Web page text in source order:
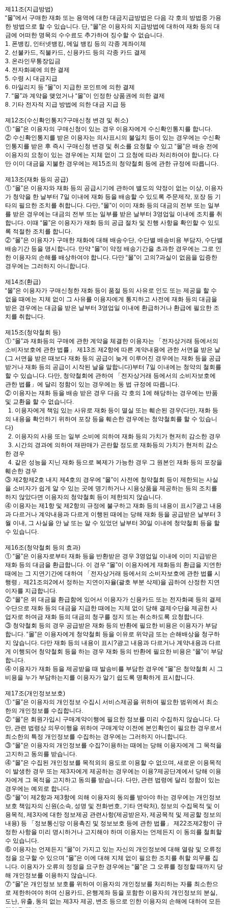
제11조(지급방법)
“몰”에서 구매한 재화 또는 용역에 대한 대금지급방법은 다음 각 호의 방법중 가용
한 방법으로 할 수 있습니다. 단, “몰”은 이용자의 지급방법에 대하여 재화 등의 대
금에 어떠한 명목의 수수료도 추가하여 징수할 수 없습니다.
1. 폰뱅킹, 인터넷뱅킹, 메일 뱅킹 등의 각종 계좌이체
2. 선불카드, 직불카드, 신용카드 등의 각종 카드 결제
3. 온라인무통장입금
4. 전자화폐에 의한 결제
5. 수령 시 대금지급
6. 마일리지 등 “몰”이 지급한 포인트에 의한 결제
7. “몰”과 계약을 맺었거나 “몰”이 인정한 상품권에 의한 결제
8. 기타 전자적 지급 방법에 의한 대금 지급 등
제12조(수신확인통지?구매신청 변경 및 취소)
① “몰”은 이용자의 구매신청이 있는 경우 이용자에게 수신확인통지를 합니다.
② 수신확인통지를 받은 이용자는 의사표시의 불일치 등이 있는 경우에는 수신확
인통지를 받은 후 즉시 구매신청 변경 및 취소를 요청할 수 있고 “몰”은 배송 전에
이용자의 요청이 있는 경우에는 지체 없이 그 요청에 따라 처리하여야 합니다. 다
만 이미 대금을 지불한 경우에는 제15조의 청약철회 등에 관한 규정에 따릅니다.
제13조(재화 등의 공급)
① “몰”은 이용자와 재화 등의 공급시기에 관하여 별도의 약정이 없는 이상, 이용자
가 청약을 한 날부터 7일 이내에 재화 등을 배송할 수 있도록 주문제작, 포장 등 기
타의 필요한 조치를 취합니다. 다만, “몰”이 이미 재화 등의 대금의 전부 또는 일부
를 받은 경우에는 대금의 전부 또는 일부를 받은 날부터 3영업일 이내에 조치를 취
합니다. 이때 “몰”은 이용자가 재화 등의 공급 절차 및 진행 사항을 확인할 수 있도
록 적절한 조치를 합니다.
② “몰”은 이용자가 구매한 재화에 대해 배송수단, 수단별 배송비용 부담자, 수단별
배송기간 등을 명시합니다. 만약 “몰”이 약정 배송기간을 초과한 경우에는 그로 인
한 이용자의 손해를 배상하여야 합니다. 다만 “몰”이 고의?과실이 없음을 입증한
경우에는 그러하지 아니합니다.
제14조(환급)
“몰”은 이용자가 구매신청한 재화 등이 품절 등의 사유로 인도 또는 제공을 할 수
없을 때에는 지체 없이 그 사유를 이용자에게 통지하고 사전에 재화 등의 대금을
받은 경우에는 대금을 받은 날부터 3영업일 이내에 환급하거나 환급에 필요한 조
치를 취합니다.
제15조(청약철회 등)
① “몰”과 재화등의 구매에 관한 계약을 체결한 이용자는 「전자상거래 등에서의
소비자보호에 관한 법률」 제13조 제2항에 따른 계약내용에 관한 서면을 받은 날
(그 서면을 받은 때보다 재화 등의 공급이 늦게 이루어진 경우에는 재화 등을 공급
받거나 재화 등의 공급이 시작된 날을 말합니다)부터 7일 이내에는 청약의 철회를
할 수 있습니다. 다만, 청약철회에 관하여 「전자상거래 등에서의 소비자보호에
관한 법률」에 달리 정함이 있는 경우에는 동 법 규정에 따릅니다.
② 이용자는 재화 등을 배송 받은 경우 다음 각 호의 1에 해당하는 경우에는 반품
및 교환을 할 수 없습니다.
1. 이용자에게 책임 있는 사유로 재화 등이 멸실 또는 훼손된 경우(다만, 재화 등
의 내용을 확인하기 위하여 포장 등을 훼손한 경우에는 청약철회를 할 수 있습니
다)
2. 이용자의 사용 또는 일부 소비에 의하여 재화 등의 가치가 현저히 감소한 경우
3. 시간의 경과에 의하여 재판매가 곤란할 정도로 재화등의 가치가 현저히 감소
한 경우
4. 같은 성능을 지닌 재화 등으로 복제가 가능한 경우 그 원본인 재화 등의 포장을
훼손한 경우
③ 제2항제2호 내지 제4호의 경우에 “몰”이 사전에 청약철회 등이 제한되는 사실
을 소비자가 쉽게 알 수 있는 곳에 명기하거나 시용상품을 제공하는 등의 조치를
하지 않았다면 이용자의 청약철회 등이 제한되지 않습니다.
④ 이용자는 제1항 및 제2항의 규정에 불구하고 재화 등의 내용이 표시?광고 내용
과 다르거나 계약내용과 다르게 이행된 때에는 당해 재화 등을 공급받은 날부터 3
월 이내, 그 사실을 안 날 또는 알 수 있었던 날부터 30일 이내에 청약철회 등을 할
수 있습니다.
제16조(청약철회 등의 효과)
① “몰”은 이용자로부터 재화 등을 반환받은 경우 3영업일 이내에 이미 지급받은
재화 등의 대금을 환급합니다. 이 경우 “몰”이 이용자에게 재화등의 환급을 지연한
때에는 그 지연기간에 대하여 「전자상거래 등에서의 소비자보호에 관한 법률 시
행령」제21조의2에서 정하는 지연이자율(괄호 부분 삭제)을 곱하여 산정한 지연
이자를 지급합니다.
② “몰”은 위 대금을 환급함에 있어서 이용자가 신용카드 또는 전자화폐 등의 결제
수단으로 재화 등의 대금을 지급한 때에는 지체 없이 당해 결제수단을 제공한 사
업자로 하여금 재화 등의 대금의 청구를 정지 또는 취소하도록 요청합니다.
③ 청약철회 등의 경우 공급받은 재화 등의 반환에 필요한 비용은 이용자가 부담
합니다. “몰”은 이용자에게 청약철회 등을 이유로 위약금 또는 손해배상을 청구하
지 않습니다. 다만 재화 등의 내용이 표시?광고 내용과 다르거나 계약내용과 다르
게 이행되어 청약철회 등을 하는 경우 재화 등의 반환에 필요한 비용은 “몰”이 부담
합니다.
④ 이용자가 재화 등을 제공받을 때 발송비를 부담한 경우에 “몰”은 청약철회 시 그
비용을 누가 부담하는지를 이용자가 알기 쉽도록 명확하게 표시합니다.
제17조(개인정보보호)
① “몰”은 이용자의 개인정보 수집시 서비스제공을 위하여 필요한 범위에서 최소
한의 개인정보를 수집합니다.
② “몰”은 회원가입시 구매계약이행에 필요한 정보를 미리 수집하지 않습니다. 다
만, 관련 법령상 의무이행을 위하여 구매계약 이전에 본인확인이 필요한 경우로서
최소한의 특정 개인정보를 수집하는 경우에는 그러하지 아니합니다.
③ “몰”은 이용자의 개인정보를 수집?이용하는 때에는 당해 이용자에게 그 목적을
고지하고 동의를 받습니다.
④ “몰”은 수집된 개인정보를 목적외의 용도로 이용할 수 없으며, 새로운 이용목적
이 발생한 경우 또는 제3자에게 제공하는 경우에는 이용?제공단계에서 당해 이용
자에게 그 목적을 고지하고 동의를 받습니다. 다만, 관련 법령에 달리 정함이 있는
경우에는 예외로 합니다.
⑤ “몰”이 제2항과 제3항에 의해 이용자의 동의를 받아야 하는 경우에는 개인정보
보호 책임자의 신원(소속, 성명 및 전화번호, 기타 연락처), 정보의 수집목적 및 이
용목적, 제3자에 대한 정보제공 관련사항(제공받은자, 제공목적 및 제공할 정보의
내용) 등 「정보통신망 이용촉진 및 정보보호 등에 관한 법률」 제22조제2항이 규
정한 사항을 미리 명시하거나 고지해야 하며 이용자는 언제든지 이 동의를 철회할
수 있습니다.
⑥ 이용자는 언제든지 “몰”이 가지고 있는 자신의 개인정보에 대해 열람 및 오류정
정을 요구할 수 있으며 “몰”은 이에 대해 지체 없이 필요한 조치를 취할 의무를 집
니다. 이용자가 오류의 정정을 요구한 경우에는 “몰”은 그 오류를 정정할 때까지 당
해 개인정보를 이용하지 않습니다.
⑦ “몰”은 개인정보 보호를 위하여 이용자의 개인정보를 처리하는 자를 최소한으
로 제한하여야 하며 신용카드, 은행계좌 등을 포함한 이용자의 개인정보의 분실,
도난, 유출, 동의 없는 제3자 제공, 변조 등으로 인한 이용자의 손해에 대하여 모든